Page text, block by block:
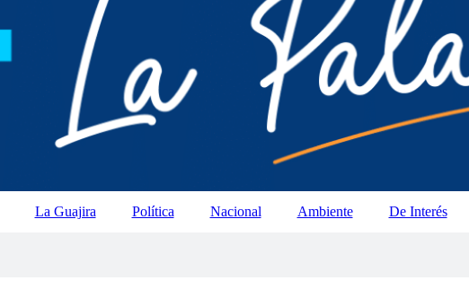
La Guajira Política Nacional Ambiente
De Interés